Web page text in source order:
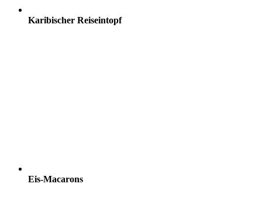
Karibischer Reiseintopf
Eis-Macarons